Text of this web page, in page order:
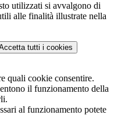
utilizzati si avvalgono di
alle finalità illustrate nella
tutti i cookies
quali cookie consentire.
il funzionamento della
al funzionamento potete